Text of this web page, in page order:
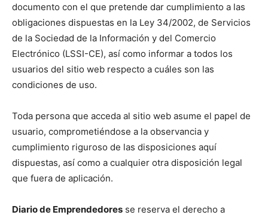
documento con el que pretende dar cumplimiento a las
obligaciones dispuestas en la Ley 34/2002, de Servicios
de la Sociedad de la Información y del Comercio
Electrónico (LSSI-CE), así como informar a todos los
usuarios del sitio web respecto a cuáles son las
condiciones de uso.
Toda persona que acceda al sitio web asume el papel de
usuario, comprometiéndose a la observancia y
cumplimiento riguroso de las disposiciones aquí
dispuestas, así como a cualquier otra disposición legal
que fuera de aplicación.
Diario de Emprendedores se reserva el derecho a